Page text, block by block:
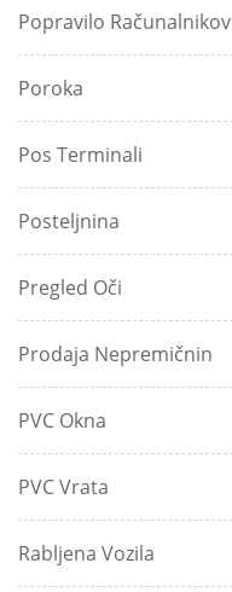
Popravilo Računalnikov
Poroka
Pos Terminali
Posteljnina
Pregled Oči
Prodaja Nepremičnin
PVC Okna
PVC Vrata
Rabljena Vozila